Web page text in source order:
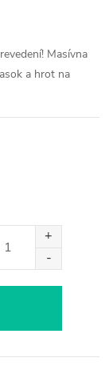
Masívna
a hrot na